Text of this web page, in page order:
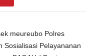
meureubo Polres
Sosialisasi Pelayananan